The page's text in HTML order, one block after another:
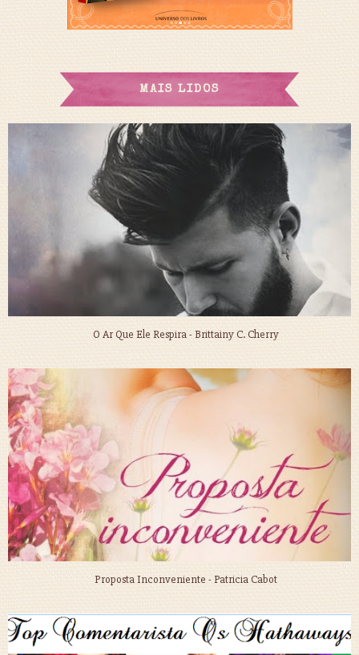
MAIS LIDOS
O Ar Que Ele Respira - Brittainy C. Cherry
Proposta Inconveniente - Patricia Cabot